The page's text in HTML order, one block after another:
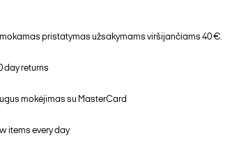
pristatymas užsakymams viršijančiams 40 €.
day returns
mokėjimas su MasterCard
items every day